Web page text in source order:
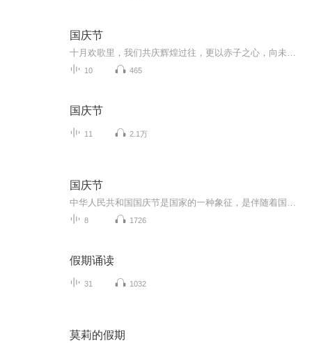
国庆节
10 465
国庆节
11 2.1万
国庆节
8 1726
假期诵读
31 1032
莫莉的假期